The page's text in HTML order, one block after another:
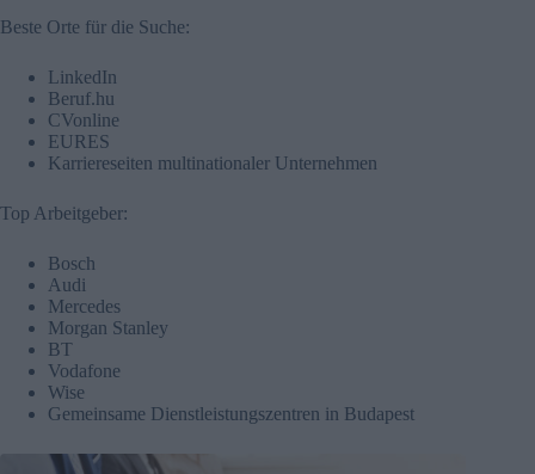
Beste Orte für die Suche:
LinkedIn
Beruf.hu
CVonline
EURES
Karriereseiten multinationaler Unternehmen
Top Arbeitgeber:
Bosch
Audi
Mercedes
Morgan Stanley
BT
Vodafone
Wise
Gemeinsame Dienstleistungszentren in Budapest